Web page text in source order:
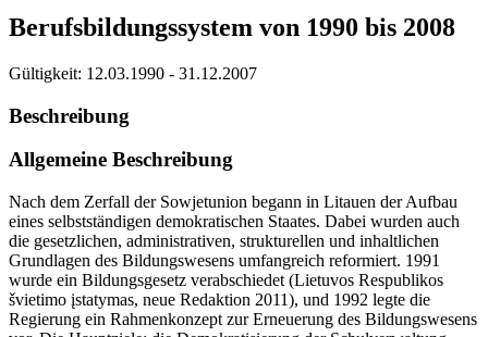
Berufsbildungssystem von 1990 bis 2008
Gültigkeit: 12.03.1990 - 31.12.2007
Beschreibung
Allgemeine Beschreibung
Nach dem Zerfall der Sowjetunion begann in Litauen der Aufbau
eines selbstständigen demokratischen Staates. Dabei wurden auch
die gesetzlichen, administrativen, strukturellen und inhaltlichen
Grundlagen des Bildungswesens umfangreich reformiert. 1991
wurde ein Bildungsgesetz verabschiedet (Lietuvos Respublikos
švietimo įstatymas, neue Redaktion 2011), und 1992 legte die
Regierung ein Rahmenkonzept zur Erneuerung des Bildungswesens